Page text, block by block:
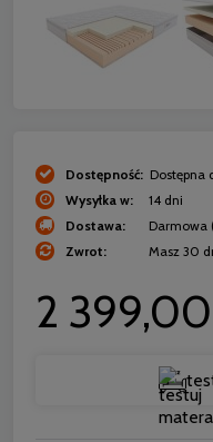
Dostępność: Dostępna
Wysyłka w:
14 dni
Dostawa:
Darmowa
Zwrot:
Masz 30
2 399,00